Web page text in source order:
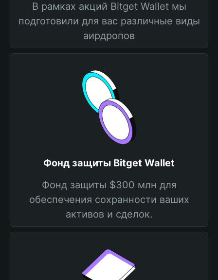
В рамках акций Bitget Wallet мы
подготовили для вас различные виды
аирдропов
Фонд защиты Bitget Wallet
Фонд защиты $300 млн для
обеспечения сохранности ваших
активов и сделок.